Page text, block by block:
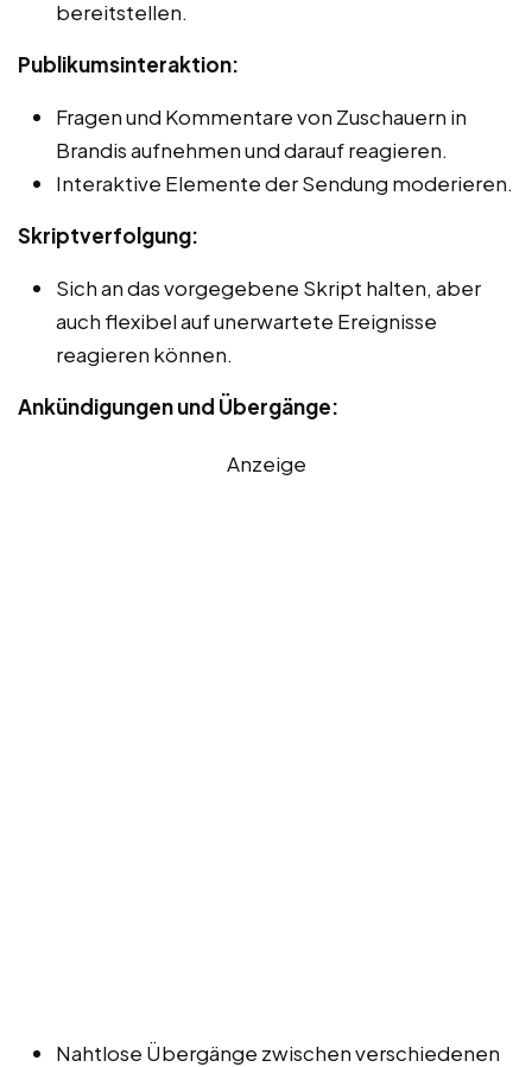
bereitstellen.
Publikumsinteraktion:
Fragen und Kommentare von Zuschauern in
Brandis aufnehmen und darauf reagieren.
Interaktive Elemente der Sendung moderieren.
Skriptverfolgung:
Sich an das vorgegebene Skript halten, aber
auch flexibel auf unerwartete Ereignisse
reagieren können.
Ankündigungen und Übergänge:
Anzeige
Nahtlose Übergänge zwischen verschiedenen